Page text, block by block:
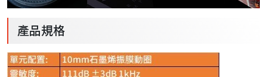
產品規格